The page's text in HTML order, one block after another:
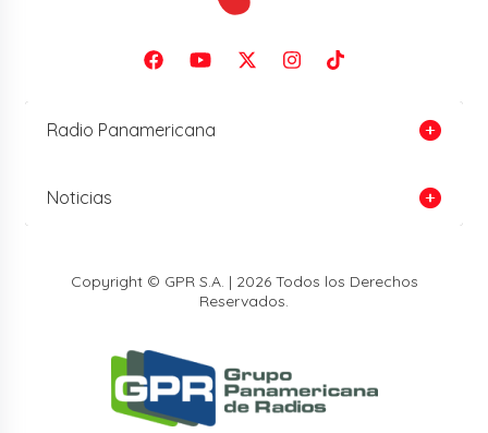
Radio Panamericana
Noticias
Copyright © GPR S.A. | 2026 Todos los Derechos
Reservados.